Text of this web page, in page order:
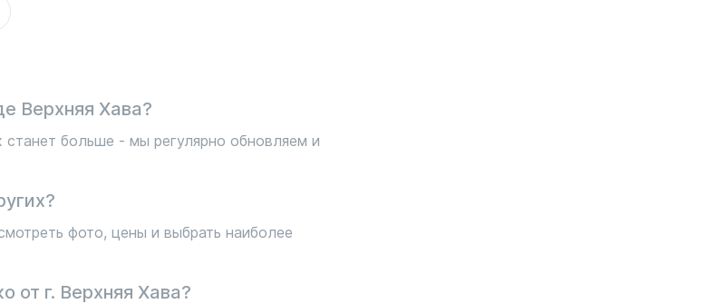
Верхняя Хава?
больше - мы регулярно обновляем и
фото, цены и выбрать наиболее
от г. Верхняя Хава?